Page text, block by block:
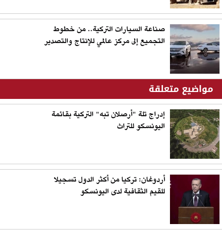
صناعة السيارات التركية.. من خطوط
التجميع إلى مركز عالمي للإنتاج والتصدير
مواضيع متعلقة
إدراج تلة "أرصلان تبه" التركية بقائمة
اليونسكو للتراث
أردوغان: تركيا من أكثر الدول تسجيلا
للقيم الثقافية لدى اليونسكو